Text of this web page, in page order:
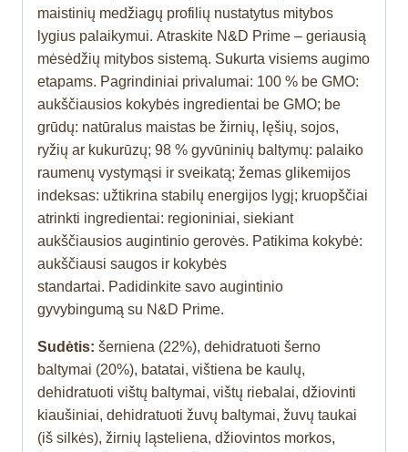
maistinių medžiagų profilių nustatytus mitybos
lygius palaikymui. Atraskite N&D Prime – geriausią
mėsėdžių mitybos sistemą. Sukurta visiems augimo
etapams. Pagrindiniai privalumai: 100 % be GMO:
aukščiausios kokybės ingredientai be GMO; be
grūdų: natūralus maistas be žirnių, lęšių, sojos,
ryžių ar kukurūzų; 98 % gyvūninių baltymų: palaiko
raumenų vystymąsi ir sveikatą; žemas glikemijos
indeksas: užtikrina stabilų energijos lygį; kruopščiai
atrinkti ingredientai: regioniniai, siekiant
aukščiausios augintinio gerovės. Patikima kokybė:
aukščiausi saugos ir kokybės
standartai. Padidinkite savo augintinio
gyvybingumą su N&D Prime.
Sudėtis: šerniena (22%), dehidratuoti šerno
baltymai (20%), batatai, vištiena be kaulų,
dehidratuoti vištų baltymai, vištų riebalai, džiovinti
kiaušiniai, dehidratuoti žuvų baltymai, žuvų taukai
(iš silkės), žirnių ląsteliena, džiovintos morkos,